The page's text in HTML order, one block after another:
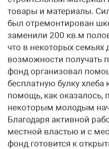
товары и материалы.
был отремонтирован
заменили 200 кв.м
что в некоторых семьях
возможности получать
фонд организовал
бесплатную булку
помощь, как оказалось,
некоторым молодым
Благодаря активной
местной властью и с
фонд готовится к